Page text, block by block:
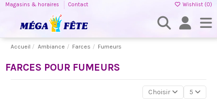
Magasins & horaires Contact Wishlist (0)
Accueil Ambiance Farces Fumeurs
FARCES POUR FUMEURS
Choisir 5